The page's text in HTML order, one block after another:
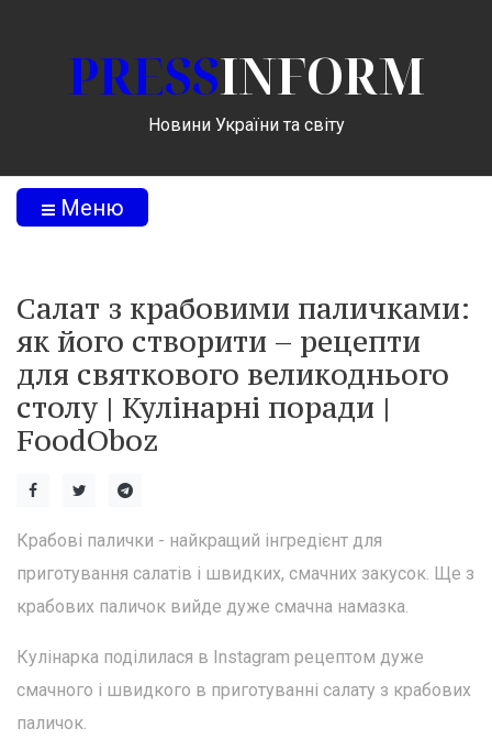
PRESSINFORM
Новини України та світу
Меню
Салат з крабовими паличками:
як його створити – рецепти
для святкового великоднього
столу | Кулінарні поради |
FoodOboz
Крабові палички - найкращий інгредієнт для
приготування салатів і швидких, смачних закусок. Ще з
крабових паличок вийде дуже смачна намазка.
Кулінарка поділилася в Instagram рецептом дуже
смачного і швидкого в приготуванні салату з крабових
паличок.